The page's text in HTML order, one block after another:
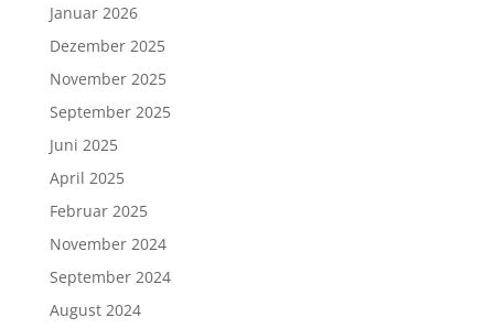
Januar 2026
Dezember 2025
November 2025
September 2025
Juni 2025
April 2025
Februar 2025
November 2024
September 2024
August 2024